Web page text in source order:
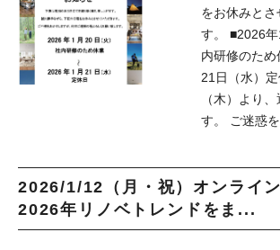
をお休みとさ
す。 ■2026
内研修のた
21日（水）
（木）より
す。 ご迷惑を
2026/1/12（月・祝）オンライン
2026年リノベトレンドをま...